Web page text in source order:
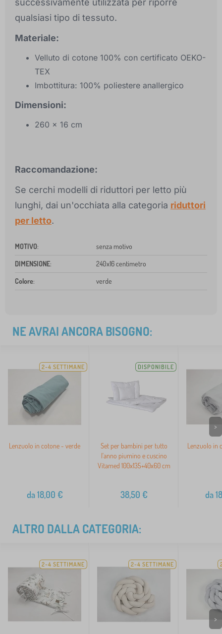
successivamente utilizzata per riporre
qualsiasi tipo di tessuto.
Materiale:
Velluto di cotone 100% con certificato OEKO-
TEX
Imbottitura: 100% poliestere anallergico
Dimensioni:
260 x 16 cm
Raccomandazione:
Se cerchi modelli di riduttori per letto più
lunghi, dai un'occhiata alla categoria riduttori
per letto.
MOTIVO: senza motivo
DIMENSIONE: 240x16 centimetro
Colore: verde
NE AVRAI ANCORA BISOGNO:
2-4 SETTIMANE
Lenzuolo in cotone - verde
da18,00 €
DISPONIBILE
Set per bambini per tutto
l'anno piumino e cuscino
Vitamed 100x135+40x60 cm
38,50 €
Lenzuolo in
da
>
ALTRO DALLA CATEGORIA:
2-4 SETTIMANE 2-4 SETTIMANE
>